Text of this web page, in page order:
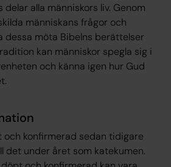
alla människors liv. Genom
människans frågor och
dessa möta Bibelns berättelser
kan människor spegla sig i
och känna igen hur Gud
och konfirmerad sedan tidigare
det under året som katekumen.